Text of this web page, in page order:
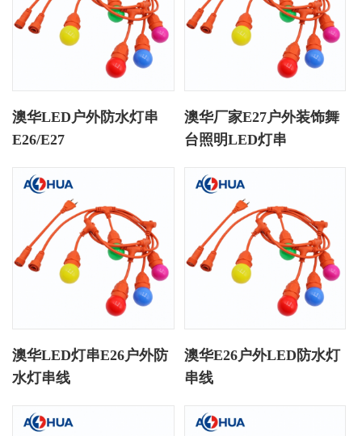
澳华LED户外防水灯串
E26/E27
澳华厂家E27户外装饰舞
台照明LED灯串
澳华LED灯串E26户外防
水灯串线
澳华E26户外LED防水灯
串线